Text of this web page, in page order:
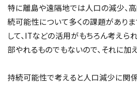
特に離島や遠隔地では人口の減少、
続可能性について多くの課題がありま
して、ITなどの活用がもちろん考えら
部やれるものでもないので、それに加
持続可能性で考えると人口減少に関